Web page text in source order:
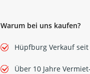
Warum bei uns kaufen?
Hüpfburg Verkauf seit
Über 10 Jahre